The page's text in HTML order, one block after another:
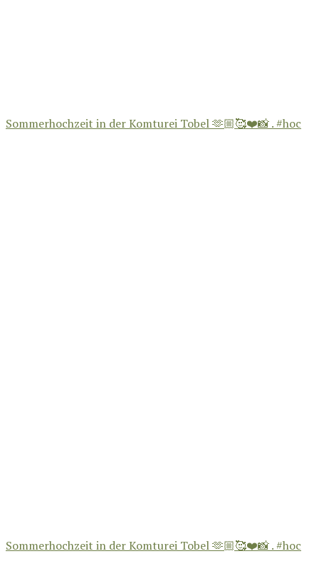
Sommerhochzeit in der Komturei Tobel 🫶🏼🥰❤️📸 . #hoc
Sommerhochzeit in der Komturei Tobel 🫶🏼🥰❤️📸 . #hoc